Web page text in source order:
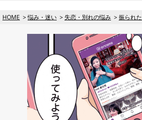
HOME 悩み・迷い 失恋・別れの悩み 振られた